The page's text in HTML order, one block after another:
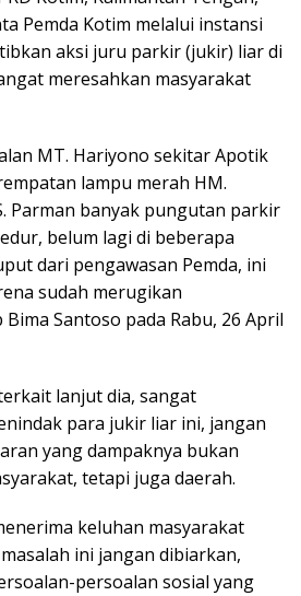
Pemda Kotim melalui instansi
aksi juru parkir (jukir) liar di
meresahkan masyarakat
MT. Hariyono sekitar Apotik
lampu merah HM.
Parman banyak pungutan parkir
belum lagi di beberapa
dari pengawasan Pemda, ini
sudah merugikan
Santoso pada Rabu, 26 April
lanjut dia, sangat
para jukir liar ini, jangan
yang dampaknya bukan
tetapi juga daerah.
keluhan masyarakat
ini jangan dibiarkan,
persoalan sosial yang